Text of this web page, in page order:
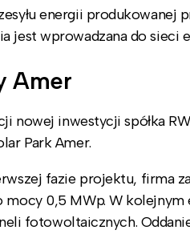
energii produkowanej
jest wprowadzana do sieci
Amer
nowej inwestycji spółka
Park Amer.
fazie projektu, firma
0,5 MWp. W kolejnym
fotowoltaicznych.